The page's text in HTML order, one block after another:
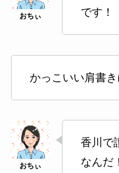
です！
かっこいい肩書き
香川で
なんだ！